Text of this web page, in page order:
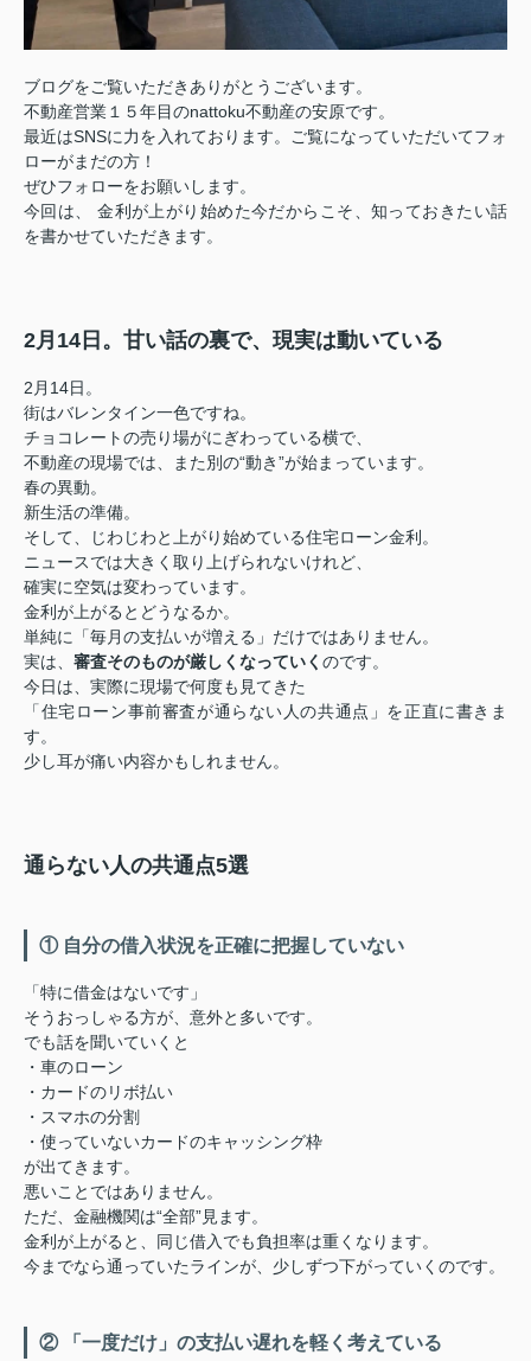
ブログをご覧いただきありがとうございます。
不動産営業１５年目のnattoku不動産の安原です。
最近はSNSに力を入れております。ご覧になっていただいてフォ
ローがまだの方！
ぜひフォローをお願いします。
今回は、 金利が上がり始めた今だからこそ、知っておきたい話
を書かせていただきます。
2月14日。甘い話の裏で、現実は動いている
2月14日。
街はバレンタイン一色ですね。
チョコレートの売り場がにぎわっている横で、
不動産の現場では、また別の“動き”が始まっています。
春の異動。
新生活の準備。
そして、じわじわと上がり始めている住宅ローン金利。
ニュースでは大きく取り上げられないけれど、
確実に空気は変わっています。
金利が上がるとどうなるか。
単純に「毎月の支払いが増える」だけではありません。
実は、 審査そのものが厳しくなっていく のです。
今日は、実際に現場で何度も見てきた
「住宅ローン事前審査が通らない人の共通点」を正直に書きま
す。
少し耳が痛い内容かもしれません。
通らない人の共通点5選
① 自分の借入状況を正確に把握していない
「特に借金はないです」
そうおっしゃる方が、意外と多いです。
でも話を聞いていくと
・車のローン
・カードのリボ払い
・スマホの分割
・使っていないカードのキャッシング枠
が出てきます。
悪いことではありません。
ただ、金融機関は“全部”見ます。
金利が上がると、同じ借入でも負担率は重くなります。
今までなら通っていたラインが、少しずつ下がっていくのです。
② 「一度だけ」の支払い遅れを軽く考えている